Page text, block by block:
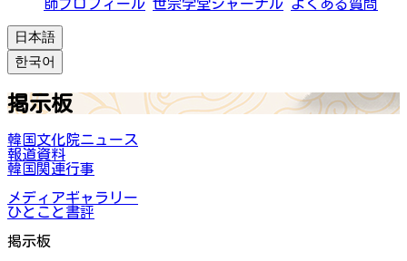
師プロフィール 世宗学堂ジャーナル よくある質問
日本語
한국어
掲示板
韓国文化院ニュース
報道資料
韓国関連行事
メディアギャラリー
ひとこと書評
掲示板